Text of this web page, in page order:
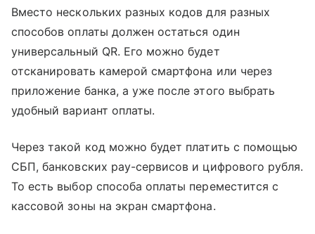
Вместо нескольких разных кодов для разных
способов оплаты должен остаться один
универсальный QR. Его можно будет
отсканировать камерой смартфона или через
приложение банка, а уже после этого выбрать
удобный вариант оплаты.
Через такой код можно будет платить с помощью
СБП, банковских pay-сервисов и цифрового рубля.
То есть выбор способа оплаты переместится с
кассовой зоны на экран смартфона.